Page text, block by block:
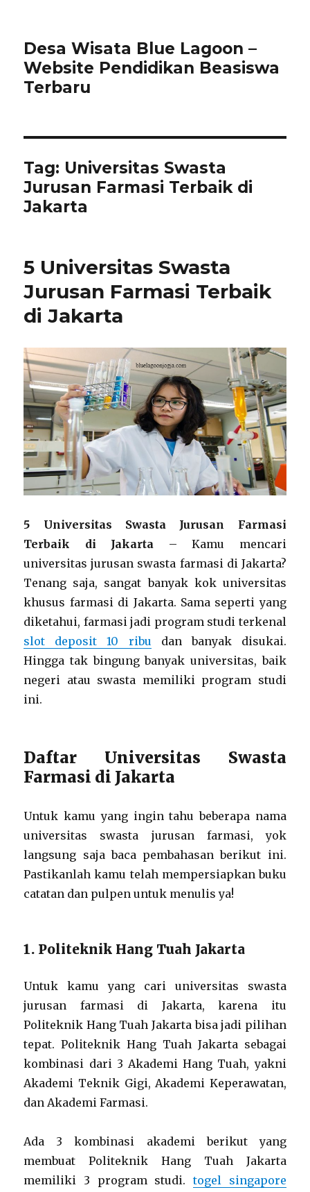
Desa Wisata Blue Lagoon –
Website Pendidikan Beasiswa
Terbaru
Tag: Universitas Swasta
Jurusan Farmasi Terbaik di
Jakarta
5 Universitas Swasta
Jurusan Farmasi Terbaik
di Jakarta
5 Universitas Swasta Jurusan Farmasi
Terbaik di Jakarta – Kamu mencari
universitas jurusan swasta farmasi di Jakarta?
Tenang saja, sangat banyak kok universitas
khusus farmasi di Jakarta. Sama seperti yang
diketahui, farmasi jadi program studi terkenal
slot deposit 10 ribu dan banyak disukai.
Hingga tak bingung banyak universitas, baik
negeri atau swasta memiliki program studi
ini.
Daftar Universitas Swasta
Farmasi di Jakarta
Untuk kamu yang ingin tahu beberapa nama
universitas swasta jurusan farmasi, yok
langsung saja baca pembahasan berikut ini.
Pastikanlah kamu telah mempersiapkan buku
catatan dan pulpen untuk menulis ya!
1. Politeknik Hang Tuah Jakarta
Untuk kamu yang cari universitas swasta
jurusan farmasi di Jakarta, karena itu
Politeknik Hang Tuah Jakarta bisa jadi pilihan
tepat. Politeknik Hang Tuah Jakarta sebagai
kombinasi dari 3 Akademi Hang Tuah, yakni
Akademi Teknik Gigi, Akademi Keperawatan,
dan Akademi Farmasi.
Ada 3 kombinasi akademi berikut yang
membuat Politeknik Hang Tuah Jakarta
memiliki 3 program studi.togel singapore